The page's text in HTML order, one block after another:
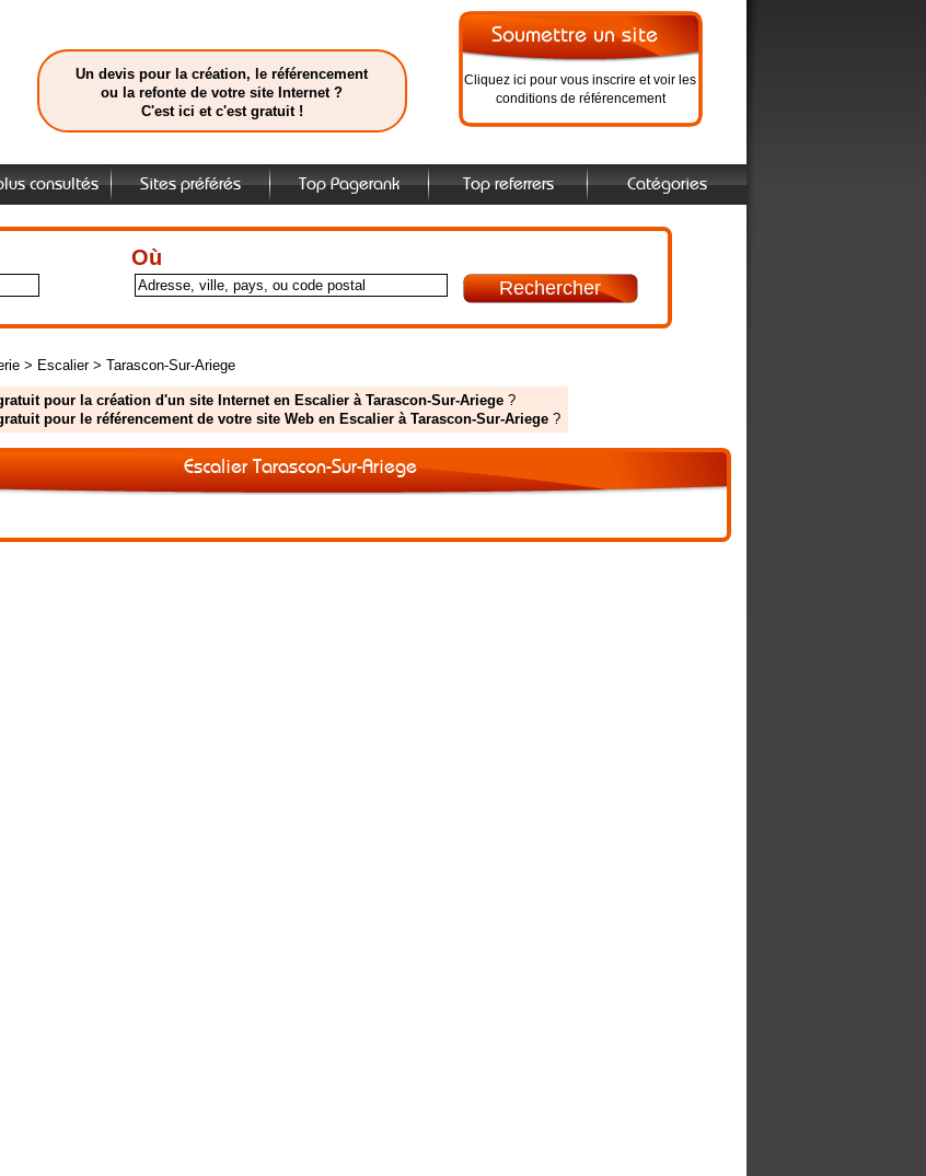
Un devis pour la création, le référencement
ou la refonte de votre site Internet ?
C'est ici et c'est gratuit !
Cliquez ici pour vous inscrire et voir les
conditions de référencement
consultés Sites préférés Top Pagerank Top referrers Catégories
Où
> Escalier> Tarascon-Sur-Ariege
pour la création d'un site Internet en Escalier à Tarascon-Sur-Ariege?
pour le référencement de votre site Web en Escalier à Tarascon-Sur-Ariege?
Escalier Tarascon-Sur-Ariege